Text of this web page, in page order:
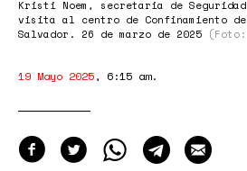
Kristi Noem, secretaria de
visita al centro de Confinamiento
Salvador. 26 de marzo de 2025
19 Mayo 2025, 6:15 am.